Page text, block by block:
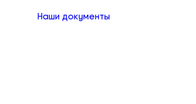
Наши документы